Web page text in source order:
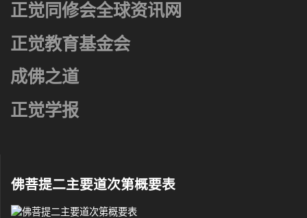
正觉同修会全球资讯网
正觉教育基金会
成佛之道
正觉学报
佛菩提二主要道次第概要表